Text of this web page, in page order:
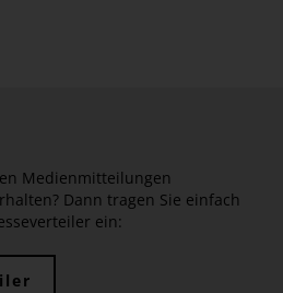
Medienmitteilungen
Dann tragen Sie einfach
ein: